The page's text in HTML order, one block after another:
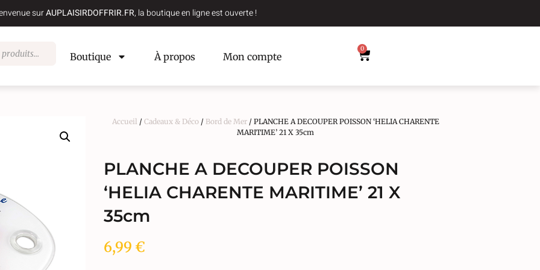
surAUPLAISIRDOFFRIR.FR, la boutique en ligne est ouverte !
Boutique À propos Mon compte
0
Accueil / Cadeaux & Déco/ Bord de Mer/ PLANCHE A DECOUPER POISSON ‘HELIA CHARENTE
MARITIME’ 21 X 35cm
PLANCHE A DECOUPER POISSON
‘HELIA CHARENTE MARITIME’ 21 X
35cm
6,99 €